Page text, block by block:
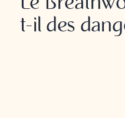
t-il des